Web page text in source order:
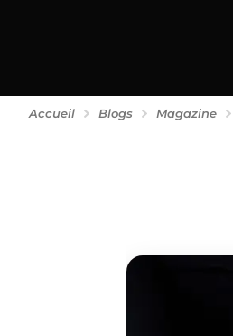
Accueil Blogs Magazine